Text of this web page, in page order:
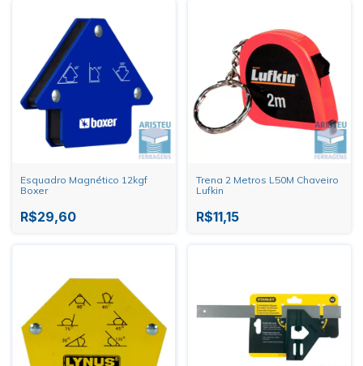
Esquadro Magnético 12kgf
Boxer
R$29,60
Trena 2 Metros L50M Chaveiro
Lufkin
R$11,15